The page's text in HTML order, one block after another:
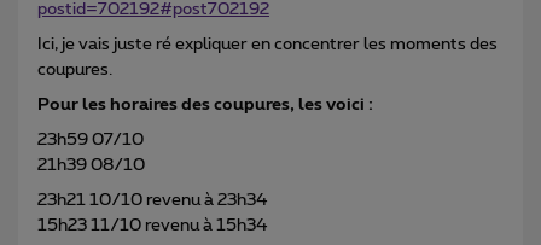
postid=702192#post702192
Ici, je vais juste ré expliquer en concentrer les moments des
coupures.
Pour les horaires des coupures, les voici :
23h59 07/10
21h39 08/10
23h21 10/10 revenu à 23h34
15h23 11/10 revenu à 15h34